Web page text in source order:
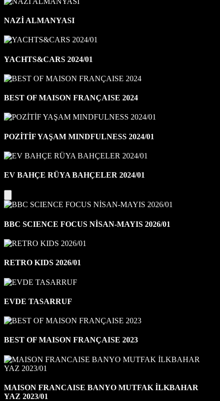
NAZİ ALMANYASI
YACHTS&CARS 2024/01
BEST OF MAISON FRANÇAISE 2024
POZİTİF YAŞAM MINDFULNESS 2024/01
EV BAHÇE RÜYA BAHÇELER 2024/01
BBC SCIENCE FOCUS NİSAN-MAYIS 2026/01
RETRO KIDS 2026/01
EVDE TASARRUF
BEST OF MAISON FRANÇAISE 2023
MAISON FRANCAISE BANYO MUTFAK İLKBAHAR
YAZ 2023/01